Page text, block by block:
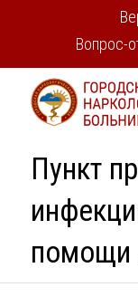
Вопрос-
Пункт
помощи